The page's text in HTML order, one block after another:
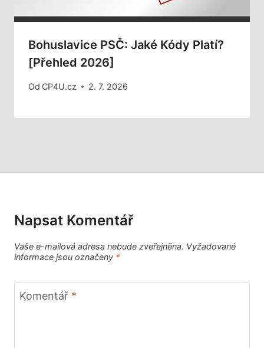
Bohuslavice PSČ: Jaké Kódy Platí?
[Přehled 2026]
Od CP4U.cz 2. 7. 2026
Napsat Komentář
Vaše e-mailová adresa nebude zveřejněna. Vyžadované
informace jsou označeny *
Komentář *